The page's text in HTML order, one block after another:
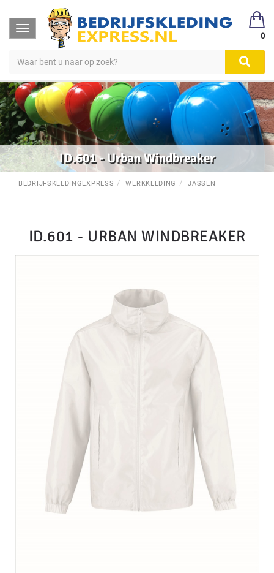
Toggle
navigation
0
ID.601 - Urban Windbreaker
BEDRIJFSKLEDINGEXPRESS WERKKLEDING JASSEN
ID.601 - URBAN WINDBREAKER